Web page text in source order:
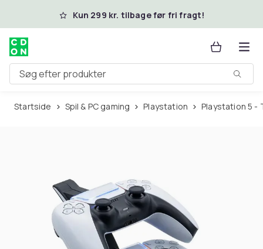
Spring til hovedindhold
Kun 299 kr. tilbage før fri fragt!
Søg efter produkter
Startside Spil & PC gaming Playstation Playstation 5 -